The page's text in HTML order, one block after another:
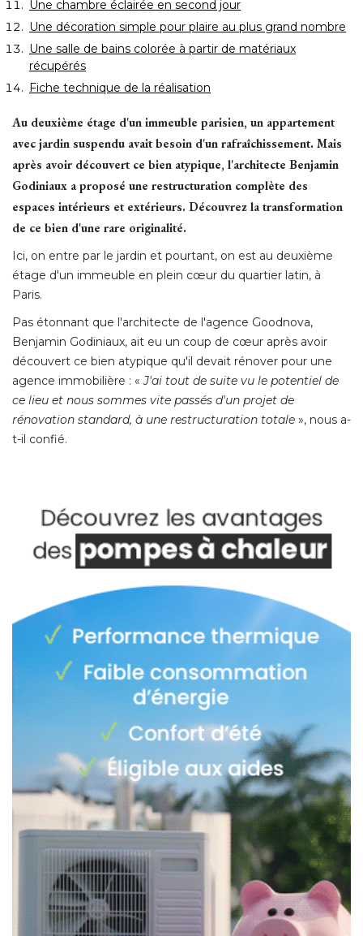
Une chambre éclairée en second jour
Une décoration simple pour plaire au plus grand nombre
Une salle de bains colorée à partir de matériaux
récupérés
Fiche technique de la réalisation
Au deuxième étage d'un immeuble parisien, un appartement
avec jardin suspendu avait besoin d'un rafraîchissement. Mais
après avoir découvert ce bien atypique, l'architecte Benjamin
Godiniaux a proposé une restructuration complète des
espaces intérieurs et extérieurs. Découvrez la transformation
de ce bien d'une rare originalité.
Ici, on entre par le jardin et pourtant, on est au deuxième
étage d'un immeuble en plein cœur du quartier latin, à
Paris.
Pas étonnant que l'architecte de l'agence Goodnova,
Benjamin Godiniaux, ait eu un coup de cœur après avoir
découvert ce bien atypique qu'il devait rénover pour une
agence immobilière : « J'ai tout de suite vu le potentiel de
ce lieu et nous sommes vite passés d'un projet de
rénovation standard, à une restructuration totale », nous a-
t-il confié.